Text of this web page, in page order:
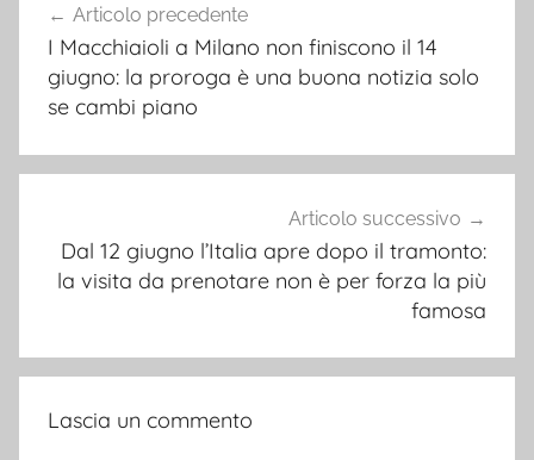
articoli
Articolo precedente
I Macchiaioli a Milano non finiscono il 14
giugno: la proroga è una buona notizia solo
se cambi piano
Articolo successivo
Dal 12 giugno l’Italia apre dopo il tramonto:
la visita da prenotare non è per forza la più
famosa
Lascia un commento